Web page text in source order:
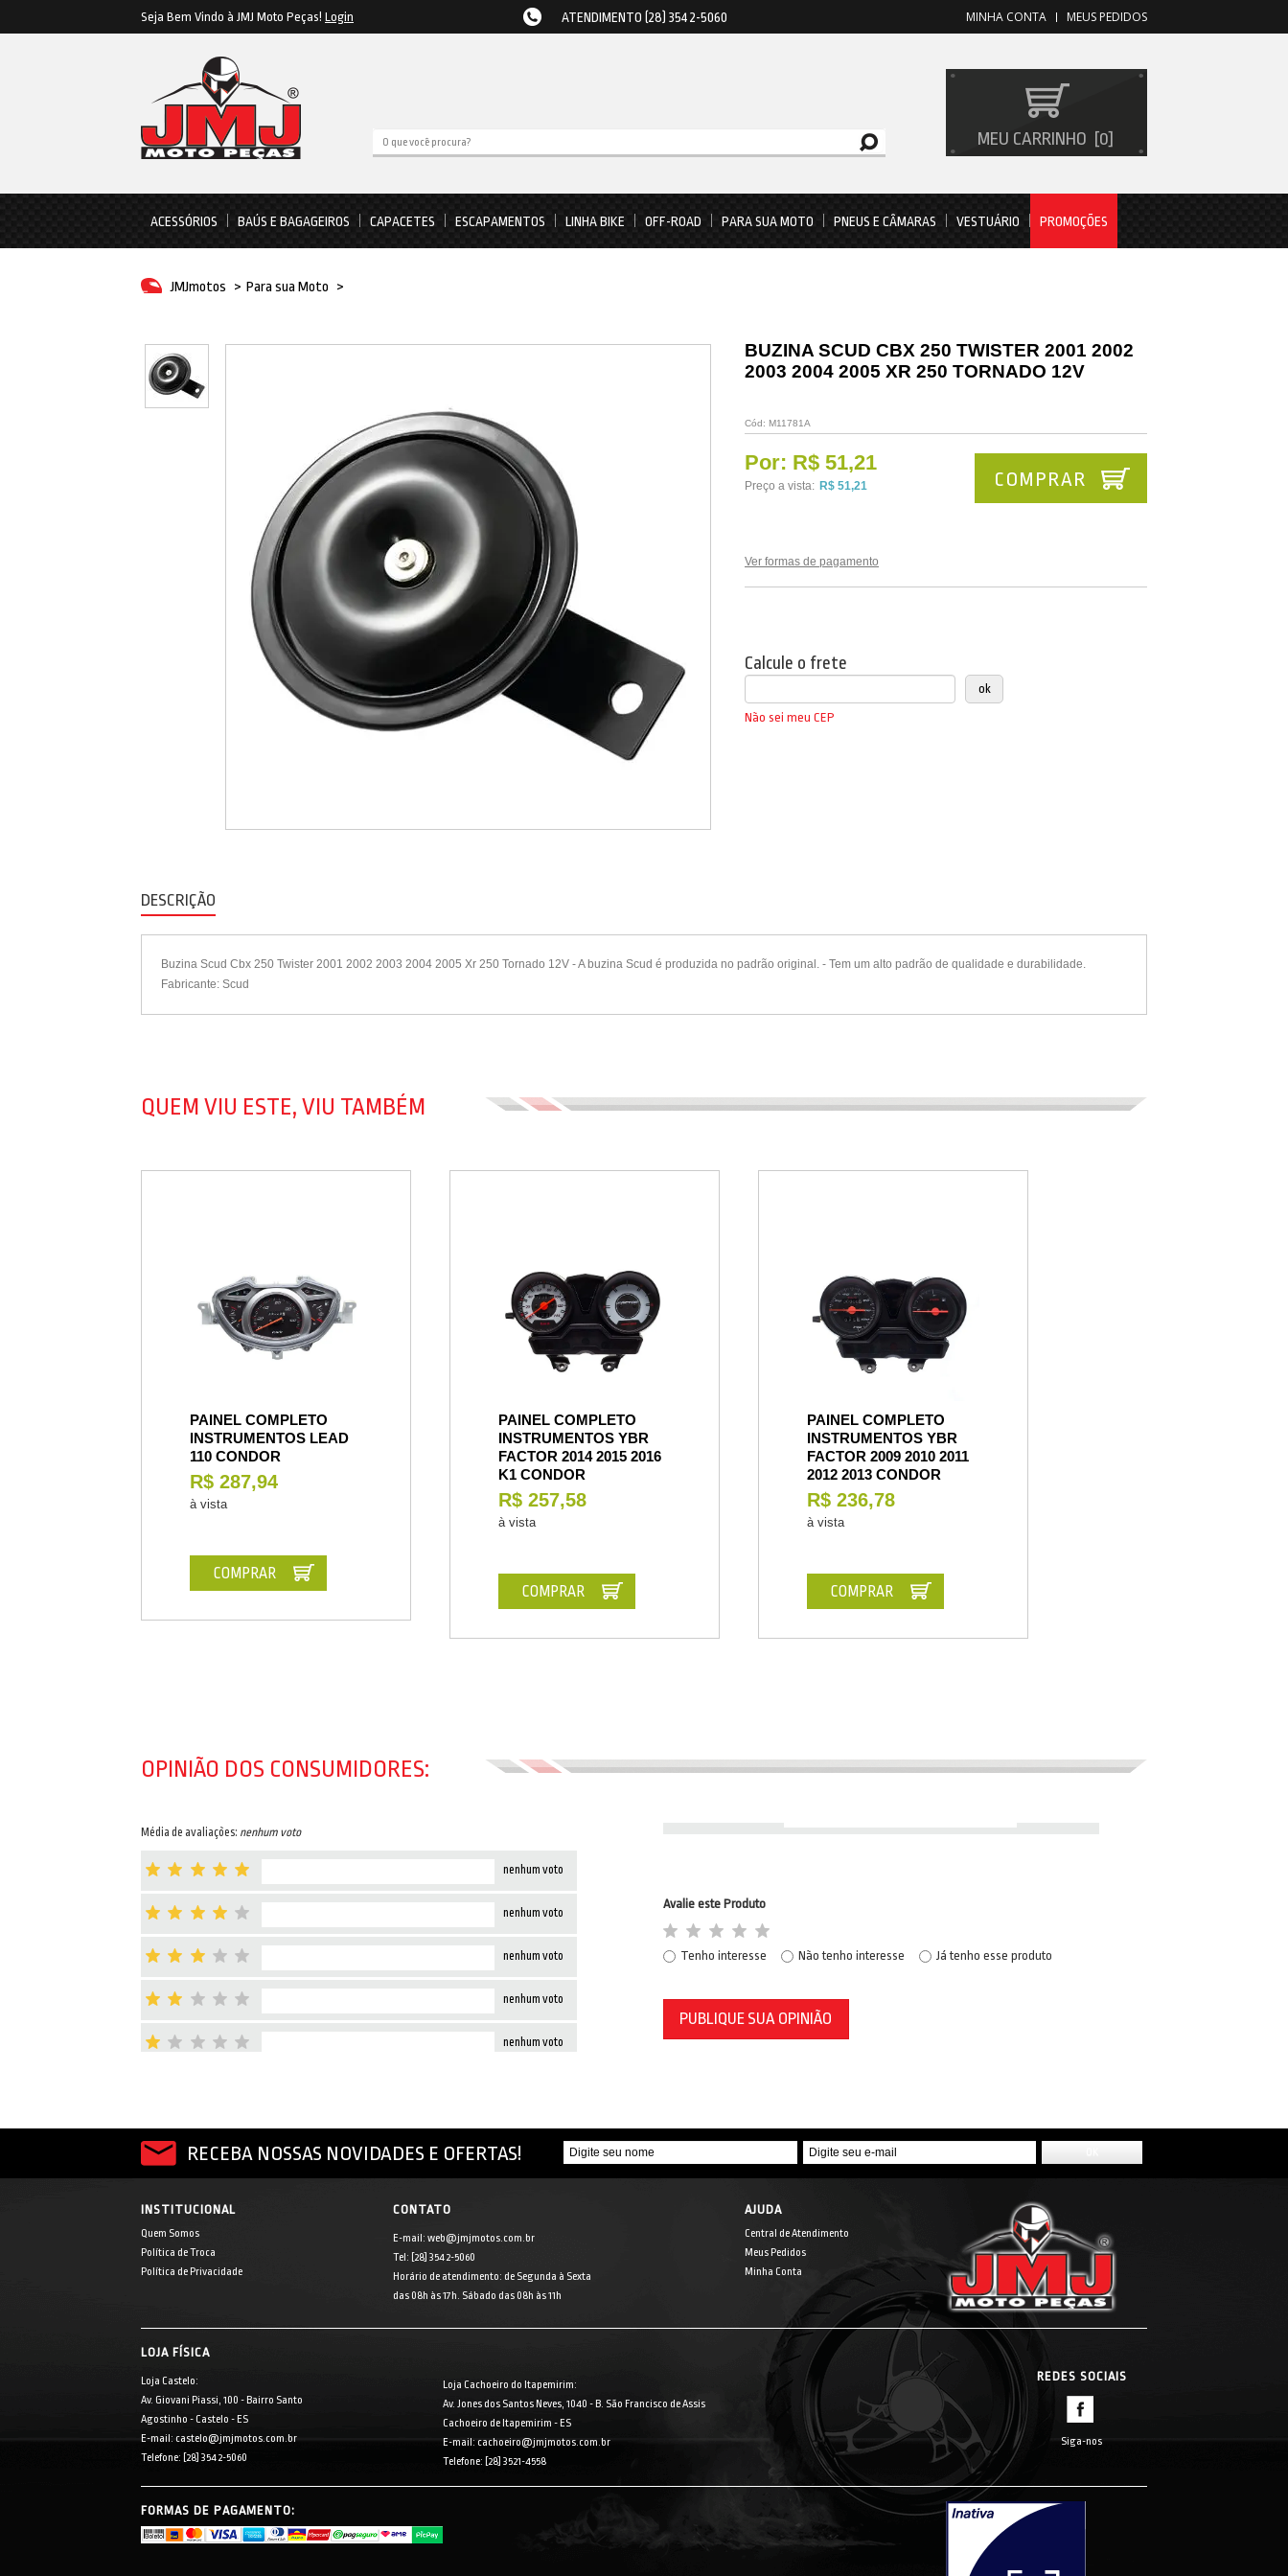
Seja Bem Vindo à JMJ Moto Peças! Login ATENDIMENTO (28) 3542-5060 MEUS PEDIDOS
MINHA CONTA
MEU CARRINHO 0
ACESSÓRIOS BAÚS E BAGAGEIROS CAPACETES ESCAPAMENTOS LINHA BIKE OFF-ROAD PARA SUA MOTO PNEUS E CÂMARAS VESTUÁRIO PROMOÇÕES
JMJmotos > Para sua Moto >
BUZINA SCUD CBX 250 TWISTER 2001 2002
2003 2004 2005 XR 250 TORNADO 12V
Cód: M11781A
Por: R$ 51,21
Preço a vista: R$ 51,21
Ver formas de pagamento
COMPRAR
Calcule o frete
Não sei meu CEP
DESCRIÇÃO
Buzina Scud Cbx 250 Twister 2001 2002 2003 2004 2005 Xr 250 Tornado 12V - A buzina Scud é produzida no padrão original. - Tem um alto padrão de qualidade e durabilidade.
Fabricante: Scud
QUEM VIU ESTE, VIU TAMBÉM
PAINEL COMPLETO
INSTRUMENTOS LEAD
110 CONDOR
R$ 287,94
à vista
COMPRAR
PAINEL COMPLETO
INSTRUMENTOS YBR
FACTOR 2014 2015 2016
K1 CONDOR
R$ 257,58
à vista
COMPRAR
PAINEL COMPLETO
INSTRUMENTOS YBR
FACTOR 2009 2010 2011
2012 2013 CONDOR
R$ 236,78
à vista
COMPRAR
OPINIÃO DOS CONSUMIDORES:
Média de avaliações: nenhum voto
nenhum voto
nenhum voto
nenhum voto
nenhum voto
nenhum voto
Avalie este Produto
Tenho interesse Não tenho interesse Já tenho esse produto
PUBLIQUE SUA OPINIÃO
RECEBA NOSSAS NOVIDADES E OFERTAS!
INSTITUCIONAL
Quem Somos
Política de Troca
Política de Privacidade
CONTATO
E-mail: web@jmjmotos.com.br
Tel: [28] 3542-5060
Horário de atendimento: de Segunda à Sexta
das 08h às 17h. Sábado das 08h às 11h
AJUDA
Central de Atendimento
Meus Pedidos
Minha Conta
LOJA FÍSICA
Loja Castelo:
Av. Giovani Piassi, 100 - Bairro Santo
Agostinho - Castelo - ES
E-mail: castelo@jmjmotos.com.br
Telefone: [28] 3542-5060
Loja Cachoeiro do Itapemirim:
Av. Jones dos Santos Neves, 1040 - B. São Francisco de Assis
Cachoeiro de Itapemirim - ES
E-mail: cachoeiro@jmjmotos.com.br
Telefone: [28] 3521-4558
REDES SOCIAIS
Siga-nos
FORMAS DE PAGAMENTO: